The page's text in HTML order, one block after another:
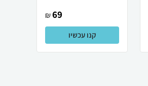
69
₪
קנו עכשיו